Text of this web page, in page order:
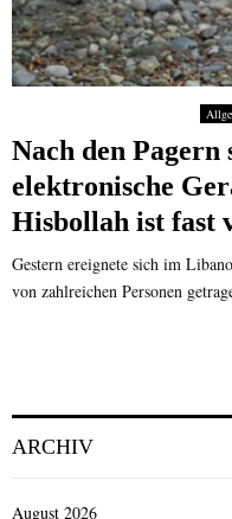
Nach den Pagern
elektronische
Hisbollah ist fast
Gestern ereignete sich im
von zahlreichen Personen
ARCHIV
August 2026